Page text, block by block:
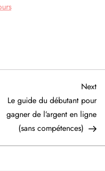
Next
Le guide du débutant pour
gagner de l’argent en ligne
(sans compétences)